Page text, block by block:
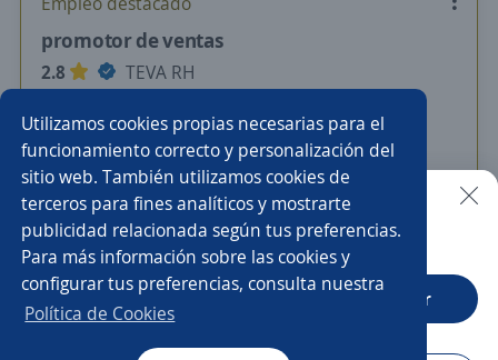
Utilizamos cookies propias necesarias para el
funcionamiento correcto y personalización del
sitio web. También utilizamos cookies de
terceros para fines analíticos y mostrarte
publicidad relacionada según tus preferencias.
Para más información sobre las cookies y
configurar tus preferencias, consulta nuestra
Política de Cookies
promotor de ventas
2.8
TEVA RH
Remoto
Ayer
Nuevas ofertas de empleo
Empleos similares
Buscar es más fácil en la app
CT App Abrir